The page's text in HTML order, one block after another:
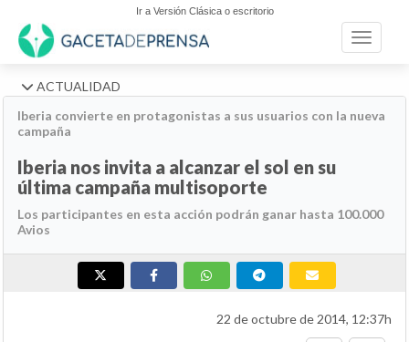
Ir a Versión Clásica o escritorio
Toggle
ACTUALIDAD
Iberia convierte en protagonistas a sus usuarios con la nueva
campaña
Iberia nos invita a alcanzar el sol en su
última campaña multisoporte
Los participantes en esta acción podrán ganar hasta 100.000
Avios
22 de octubre de 2014, 12:37h